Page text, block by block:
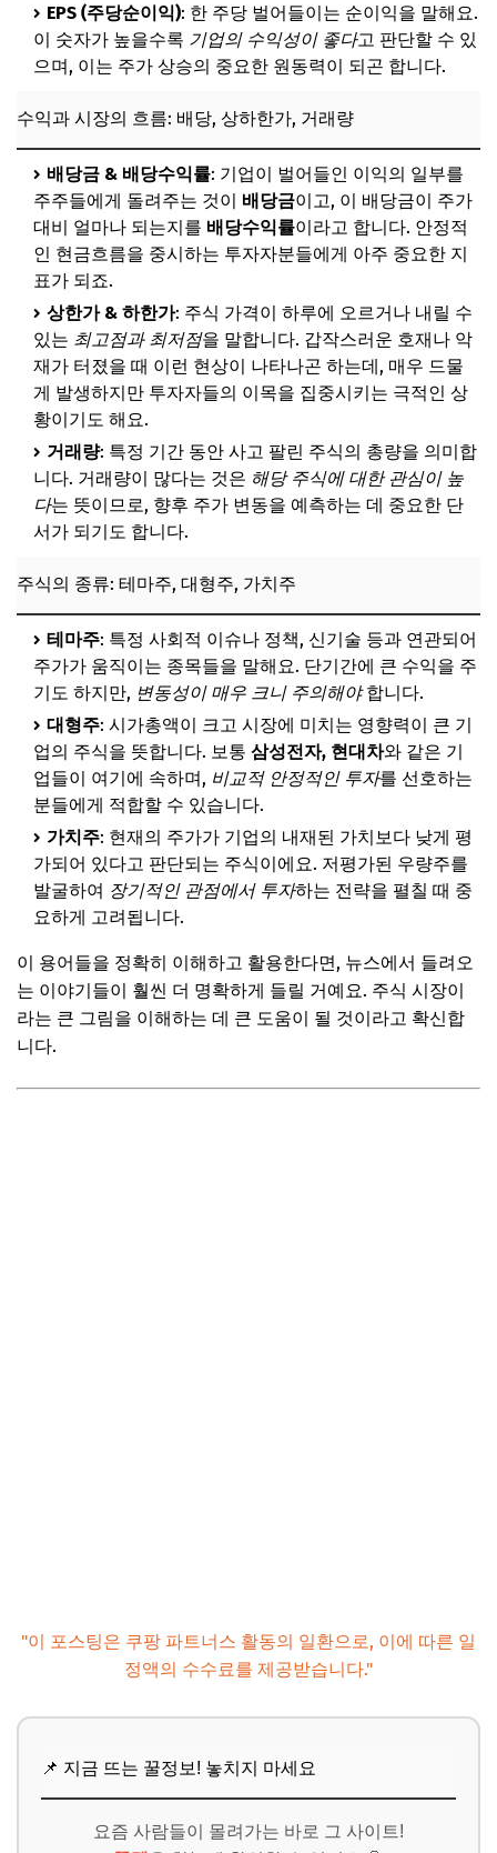
기업의 건강 진단서: 재무제표
📌 지금 뜨는 꿀정보! 놓치지 마세요
나만의 투자 전략 수립을 위한 용어
분석의 두 가지 큰 줄기: 기술적 분석과 기본적 분석
차트 읽기의 핵심: 지지선, 저항선, 이동평균선
위험 관리와 매매의 기술: 손절매, 익절매, 분할매수/매도
안정적인 수익을 위한 개념: 포트폴리오, 분산 투자
📌 지금 뜨는 꿀정보! 놓치지 마세요
추가할인 코드 WRVE6
자주 묻는 투자 용어 관련 질문
Q. 모든 용어를 다 알아야 하나요?
Q. 초보자가 꼭 알아야 할 TOP 3 용어는?
Q. 용어만 알아도 투자에 성공할 수 있나요?
추가할인 코드 WRVE6
마무리: 용어 학습, 성공 투자의 시작
📌 지금 뜨는 꿀정보! 놓치지 마세요
추가할인 코드 WRVE6
EPS (주당순이익): 한 주당 벌어들이는 순이익을 말해요.
이 숫자가 높을수록 기업의 수익성이 좋다고 판단할 수 있
으며, 이는 주가 상승의 중요한 원동력이 되곤 합니다.
수익과 시장의 흐름: 배당, 상하한가, 거래량
배당금 & 배당수익률: 기업이 벌어들인 이익의 일부를
주주들에게 돌려주는 것이 배당금이고, 이 배당금이 주가
대비 얼마나 되는지를 배당수익률이라고 합니다. 안정적
인 현금흐름을 중시하는 투자자분들에게 아주 중요한 지
표가 되죠.
상한가 & 하한가: 주식 가격이 하루에 오르거나 내릴 수
있는 최고점과 최저점을 말합니다. 갑작스러운 호재나 악
재가 터졌을 때 이런 현상이 나타나곤 하는데, 매우 드물
게 발생하지만 투자자들의 이목을 집중시키는 극적인 상
황이기도 해요.
거래량: 특정 기간 동안 사고 팔린 주식의 총량을 의미합
니다. 거래량이 많다는 것은 해당 주식에 대한 관심이 높
다는 뜻이므로, 향후 주가 변동을 예측하는 데 중요한 단
서가 되기도 합니다.
주식의 종류: 테마주, 대형주, 가치주
테마주: 특정 사회적 이슈나 정책, 신기술 등과 연관되어
주가가 움직이는 종목들을 말해요. 단기간에 큰 수익을 주
기도 하지만, 변동성이 매우 크니 주의해야합니다.
대형주: 시가총액이 크고 시장에 미치는 영향력이 큰 기
업의 주식을 뜻합니다. 보통 삼성전자, 현대차와 같은 기
업들이 여기에 속하며, 비교적 안정적인 투자를 선호하는
분들에게 적합할 수 있습니다.
가치주: 현재의 주가가 기업의 내재된 가치보다 낮게 평
가되어 있다고 판단되는 주식이에요. 저평가된 우량주를
발굴하여 장기적인 관점에서 투자하는 전략을 펼칠 때 중
요하게 고려됩니다.
이 용어들을 정확히 이해하고 활용한다면, 뉴스에서 들려오
는 이야기들이 훨씬 더 명확하게 들릴 거예요. 주식 시장이
라는 큰 그림을 이해하는 데 큰 도움이 될 것이라고 확신합
니다.
"이 포스팅은 쿠팡 파트너스 활동의 일환으로, 이에 따른 일
정액의 수수료를 제공받습니다."
📌 지금 뜨는 꿀정보! 놓치지 마세요
요즘 사람들이 몰려가는 바로 그 사이트!